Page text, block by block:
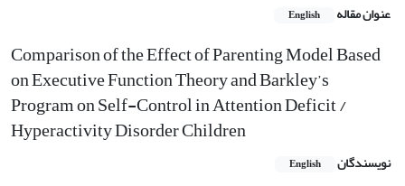
عنوان مقاله English
Comparison of the Effect of Parenting Model Based
on Executive Function Theory and Barkley’s
Program on Self-Control in Attention Deficit /
Hyperactivity Disorder Children
نویسندگان English